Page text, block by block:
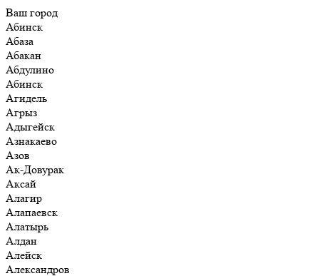
Ваш город
Абинск
Абаза
Абакан
Абдулино
Абинск
Агидель
Агрыз
Адыгейск
Азнакаево
Азов
Ак-Довурак
Аксай
Алагир
Алапаевск
Алатырь
Алдан
Алейск
Александров